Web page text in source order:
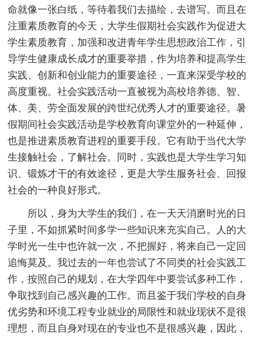
命就像一张白纸，等待着我们去描绘，去谱写。而且在
注重素质教育的今天，大学生假期社会实践作为促进大
学生素质教育，加强和改进青年学生思想政治工作，引
导学生健康成长成才的重要举措，作为培养和提高学生
实践、创新和创业能力的重要途径，一直来深受学校的
高度重视。社会实践活动一直被视为高校培养德、智、
体、美、劳全面发展的跨世纪优秀人才的重要途径。暑
假期间社会实践活动是学校教育向课堂外的一种延伸，
也是推进素质教育进程的重要手段。它有助于当代大学
生接触社会，了解社会。同时，实践也是大学生学习知
识、锻炼才干的有效途径，更是大学生服务社会、回报
社会的一种良好形式。
所以，身为大学生的我们，在一天天消磨时光的日
子里，不如抓紧时间多学一些知识来充实自己。人的大
学时光一生中也许就一次，不把握好，将来自己一定回
追悔莫及。我过去的一年也尝试了不同类的社会实践工
作，按照自己的规划，在大学四年中要尝试多种工作，
争取找到自己感兴趣的工作。而且鉴于我们学校的自身
优劣势和环境工程专业就业的局限性和就业现状不是很
理想，而且自身对现在的专业也不是很感兴趣，因此，